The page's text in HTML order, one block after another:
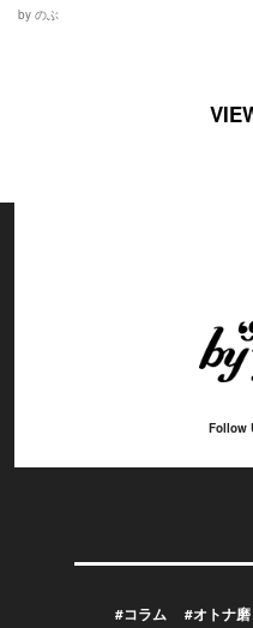
by のぶ
Follow
#コラム #オトナ磨